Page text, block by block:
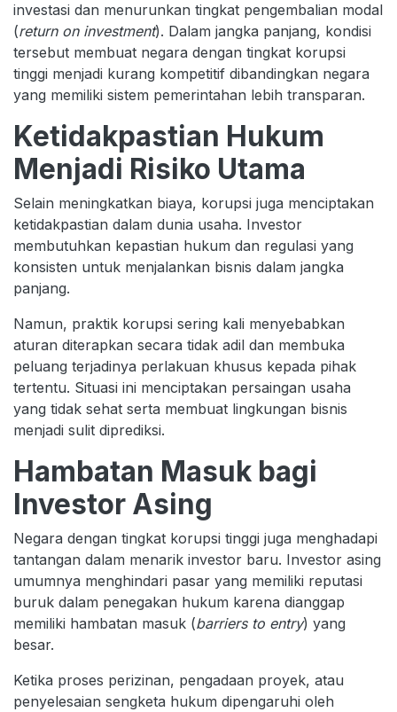
investasi dan menurunkan tingkat pengembalian modal
(return on investment). Dalam jangka panjang, kondisi
tersebut membuat negara dengan tingkat korupsi
tinggi menjadi kurang kompetitif dibandingkan negara
yang memiliki sistem pemerintahan lebih transparan.
Ketidakpastian Hukum
Menjadi Risiko Utama
Selain meningkatkan biaya, korupsi juga menciptakan
ketidakpastian dalam dunia usaha. Investor
membutuhkan kepastian hukum dan regulasi yang
konsisten untuk menjalankan bisnis dalam jangka
panjang.
Namun, praktik korupsi sering kali menyebabkan
aturan diterapkan secara tidak adil dan membuka
peluang terjadinya perlakuan khusus kepada pihak
tertentu. Situasi ini menciptakan persaingan usaha
yang tidak sehat serta membuat lingkungan bisnis
menjadi sulit diprediksi.
Hambatan Masuk bagi
Investor Asing
Negara dengan tingkat korupsi tinggi juga menghadapi
tantangan dalam menarik investor baru. Investor asing
umumnya menghindari pasar yang memiliki reputasi
buruk dalam penegakan hukum karena dianggap
memiliki hambatan masuk (barriers to entry) yang
besar.
Ketika proses perizinan, pengadaan proyek, atau
penyelesaian sengketa hukum dipengaruhi oleh